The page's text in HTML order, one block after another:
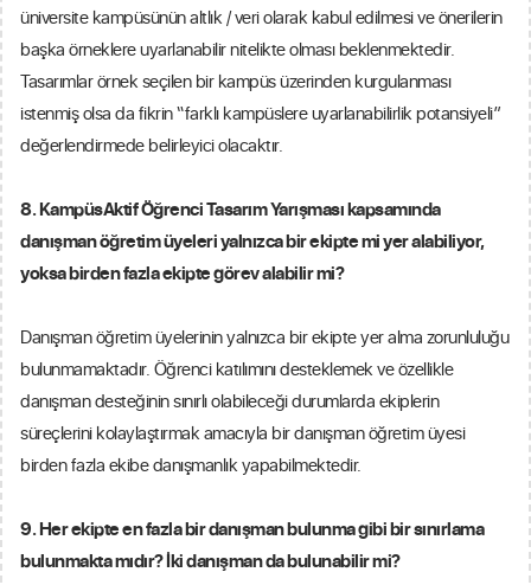
üniversite kampüsünün altlık / veri olarak kabul edilmesi ve önerilerin
başka örneklere uyarlanabilir nitelikte olması beklenmektedir.
Tasarımlar örnek seçilen bir kampüs üzerinden kurgulanması
istenmiş olsa da fikrin “farklı kampüslere uyarlanabilirlik potansiyeli”
değerlendirmede belirleyici olacaktır.
8. KampüsAktif Öğrenci Tasarım Yarışması kapsamında
danışman öğretim üyeleri yalnızca bir ekipte mi yer alabiliyor,
yoksa birden fazla ekipte görev alabilir mi?
Danışman öğretim üyelerinin yalnızca bir ekipte yer alma zorunluluğu
bulunmamaktadır. Öğrenci katılımını desteklemek ve özellikle
danışman desteğinin sınırlı olabileceği durumlarda ekiplerin
süreçlerini kolaylaştırmak amacıyla bir danışman öğretim üyesi
birden fazla ekibe danışmanlık yapabilmektedir.
9. Her ekipte en fazla bir danışman bulunma gibi bir sınırlama
bulunmakta mıdır? İki danışman da bulunabilir mi?